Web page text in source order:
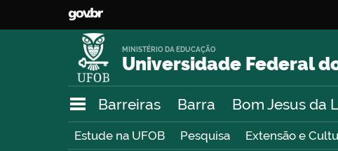
Universidade Federal
MINISTÉRIO DA EDUCAÇÃO
Barreiras Barra Bom Jesus da
Estude na UFOB Pesquisa Extensão e